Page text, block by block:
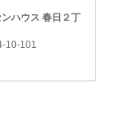
ウス 春日２丁
10-101